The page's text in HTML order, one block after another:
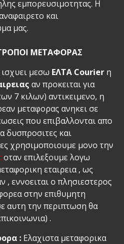
εμπορευσιμοτητας. Η
και
μας.
ΜΕΤΑΦΟΡΑΣ
ισχυει μεσω ΕΛΤΑ Courier η
αν προκειται για
7 κιλων) αντικειμενο, η
μεταφορας ανηκει σε
που επιβαλλονται απο
δυσπροσιτες και
χρησιμοποιουμε μονο την
οταν επιλεξουμε λογω
εταιρεια , ως
εννοειται ο πλησιεστερος
στην επιθυμητη
αυτη την περιπτωση θα
.
: Ελαχιστα μεταφορικα